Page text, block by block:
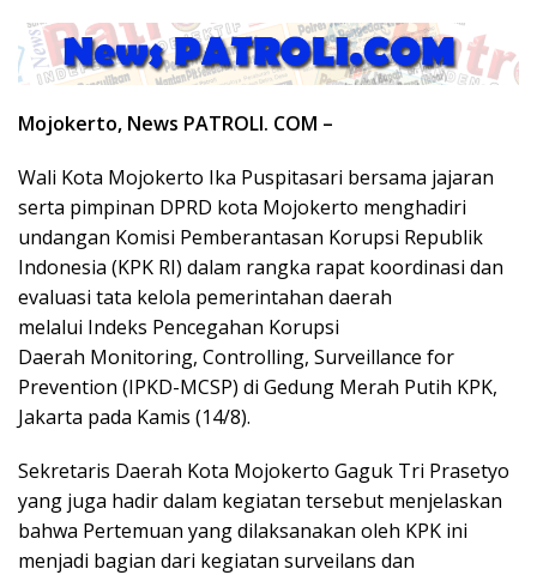
Mojokerto, News PATROLI. COM –
Wali Kota Mojokerto Ika Puspitasari bersama jajaran
serta pimpinan DPRD kota Mojokerto menghadiri
undangan Komisi Pemberantasan Korupsi Republik
Indonesia (KPK RI) dalam rangka rapat koordinasi dan
evaluasi tata kelola pemerintahan daerah
melalui Indeks Pencegahan Korupsi
Daerah Monitoring, Controlling, Surveillance for
Prevention (IPKD-MCSP) di Gedung Merah Putih KPK,
Jakarta pada Kamis (14/8).
Sekretaris Daerah Kota Mojokerto Gaguk Tri Prasetyo
yang juga hadir dalam kegiatan tersebut menjelaskan
bahwa Pertemuan yang dilaksanakan oleh KPK ini
menjadi bagian dari kegiatan surveilans dan